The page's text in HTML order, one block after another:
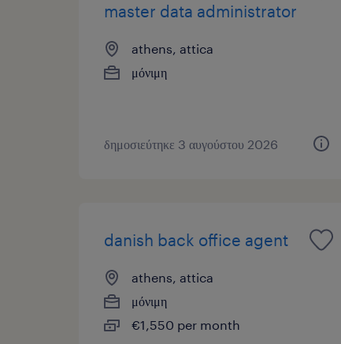
master data administrator
athens, attica
μόνιμη
δημοσιεύτηκε 3 αυγούστου 2026
danish back office agent
athens, attica
μόνιμη
€1,550 per month